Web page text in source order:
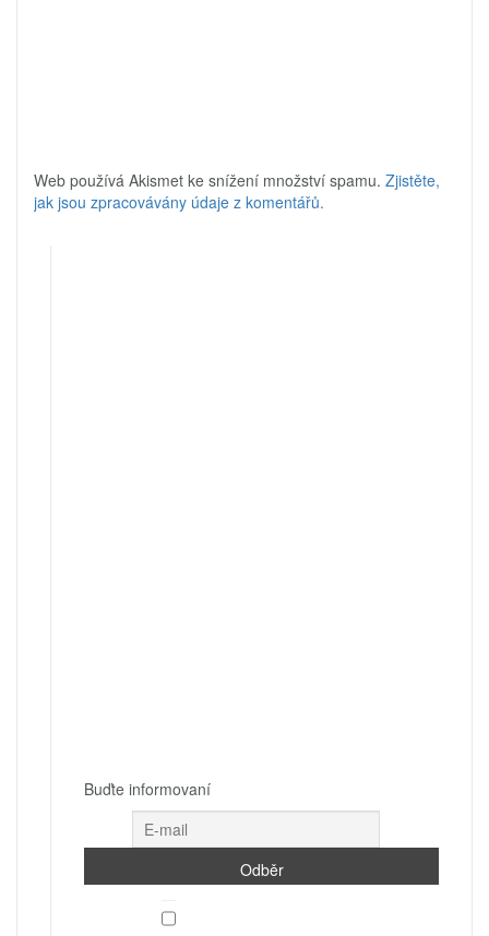
Web používá Akismet ke snížení množství spamu. Zjistěte,
jak jsou zpracovávány údaje z komentářů.
Buďte informovaní